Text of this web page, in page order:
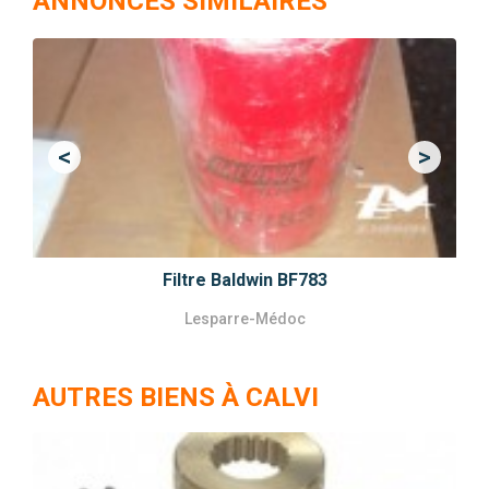
Filtre Baldwin BF783
Lesparre-Médoc
<Previous >Next
AUTRES BIENS À CALVI